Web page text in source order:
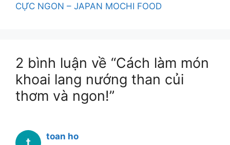
CỰC NGON – JAPAN MOCHI FOOD
2 bình luận về “Cách làm món
khoai lang nướng than củi
thơm và ngon!”
toan ho